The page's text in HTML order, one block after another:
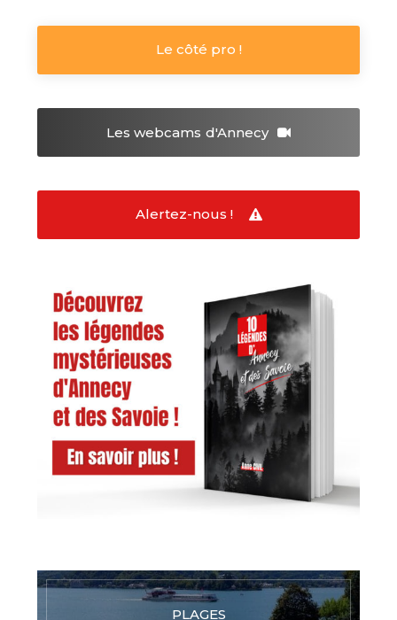
Le côté pro !
Les webcams d'Annecy
Alertez-nous !
PLAGES